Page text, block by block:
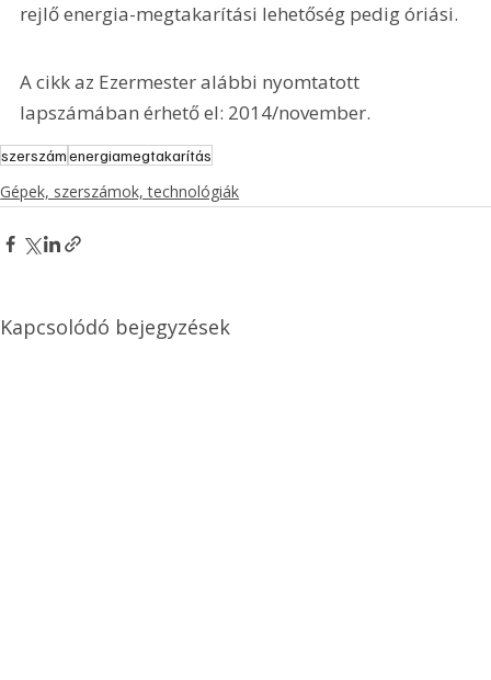
rejlő energia-megtakarítási lehetőség pedig óriási.
A cikk az Ezermester alábbi nyomtatott
lapszámában érhető el: 2014/november.
szerszámenergiamegtakarítás
Gépek, szerszámok, technológiák
Kapcsolódó bejegyzések